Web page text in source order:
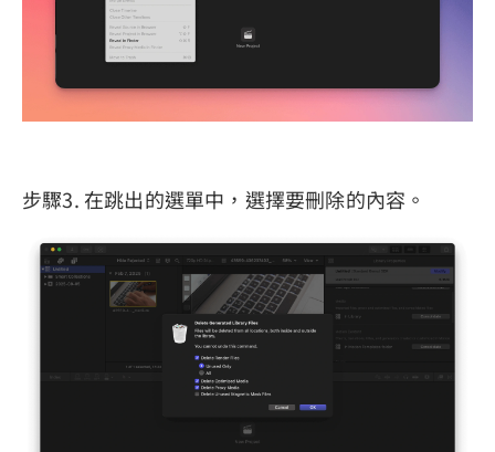
步驟3. 在跳出的選單中，選擇要刪除的內容。